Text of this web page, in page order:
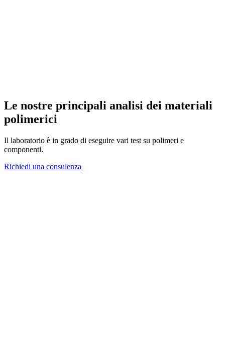
Le nostre principali analisi dei materiali
polimerici
Il laboratorio è in grado di eseguire vari test su polimeri e
componenti.
Richiedi una consulenza